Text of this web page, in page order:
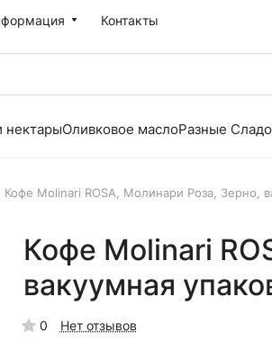
Контакты
нектарыОливковое маслоРазные
Кофе Molinari ROSA, Молинари Роза, Зерно,
Кофе Molinari
вакуумная
0 Нет отзывов